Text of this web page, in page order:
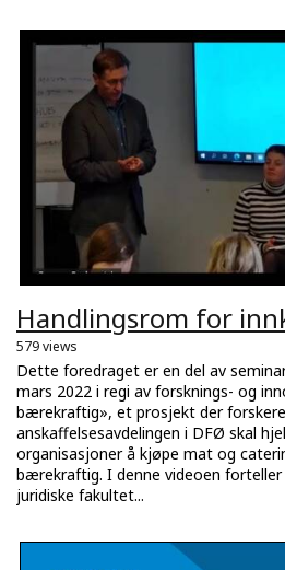
Handlingsrom for
579 views
Dette foredraget er en del av
mars 2022 i regi av forsknings- og
bærekraftig», et prosjekt der
anskaffelsesavdelingen i DFØ skal
organisasjoner å kjøpe mat og
bærekraftig. I denne videoen
juridiske fakultet...